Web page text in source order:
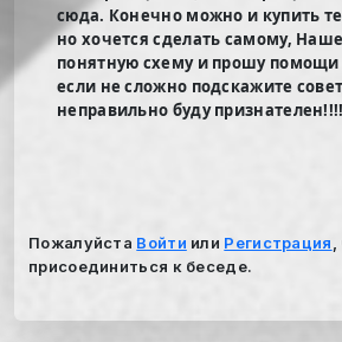
сюда. Конечно можно и купить
но хочется сделать самому,
понятную схему и прошу помощи
если не сложно подскажите
неправильно буду
Пожалуйста Войти или Регистрация
присоединиться к беседе.